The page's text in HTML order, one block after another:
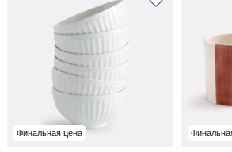
Финальная цена